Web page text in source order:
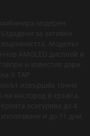
модерен
за активен
Моделът
AMOLED дисплей и
и известия дори
X-TAP
извършва точно
кислород в кръвта,
осигурява до 4
и до 11 дни